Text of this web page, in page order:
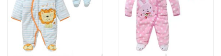
slechts als richtlijn.
Er kan 1-3 cm verschil zijn.
Zie Matentabel.